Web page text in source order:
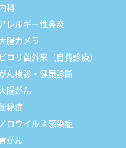
科
レルギー性鼻炎
腸カメラ
ピロリ菌外来（自費診療）
ん検診・健康診断
腸がん
秘症
ノロウイルス感染症
がん